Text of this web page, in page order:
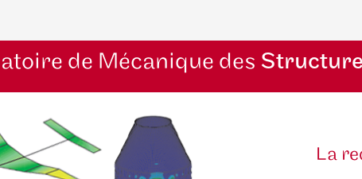
de Mécanique des
La